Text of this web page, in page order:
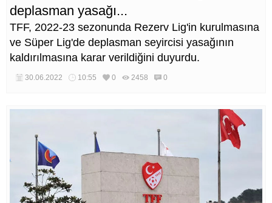
deplasman yasağı...
TFF, 2022-23 sezonunda Rezerv Lig'in kurulmasına
ve Süper Lig'de deplasman seyircisi yasağının
kaldırılmasına karar verildiğini duyurdu.
30.06.2022 10:55 0 2458 0